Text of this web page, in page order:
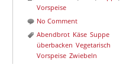
Vorspeise
No Comment
Abendbrot Käse Suppe
überbacken Vegetarisch
Vorspeise Zwiebeln